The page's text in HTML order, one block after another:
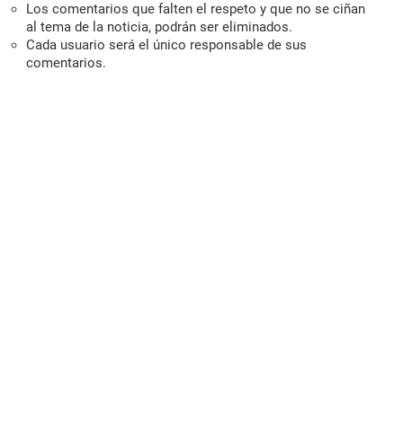
Los comentarios que falten el respeto y que no se ciñan
al tema de la noticia, podrán ser eliminados.
Cada usuario será el único responsable de sus
comentarios.